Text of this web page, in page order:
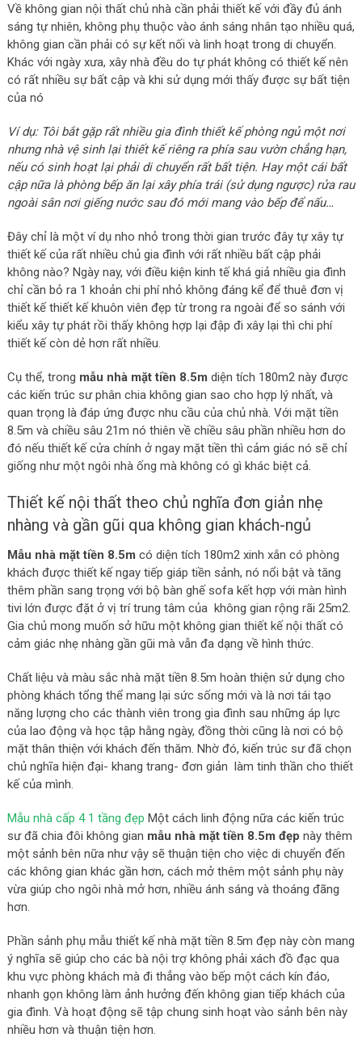
Về không gian nội thất chủ nhà cần phải thiết kế với đầy đủ ánh
sáng tự nhiên, không phụ thuộc vào ánh sáng nhân tạo nhiều quá,
không gian cần phải có sự kết nối và linh hoạt trong di chuyển.
Khác với ngày xưa, xây nhà đều do tự phát không có thiết kế nên
có rất nhiều sự bất cập và khi sử dụng mới thấy được sự bất tiện
của nó
Ví dụ: Tôi bắt gặp rất nhiều gia đình thiết kế phòng ngủ một nơi
nhưng nhà vệ sinh lại thiết kế riêng ra phía sau vườn chẳng hạn,
nếu có sinh hoạt lại phải di chuyển rất bất tiện. Hay một cái bất
cập nữa là phòng bếp ăn lại xây phía trái (sử dụng ngược) rửa rau
ngoài sân nơi giếng nước sau đó mới mang vào bếp để nấu…
Đây chỉ là một ví dụ nho nhỏ trong thời gian trước đây tự xây tự
thiết kế của rất nhiều chủ gia đình với rất nhiều bất cập phải
không nào? Ngày nay, với điều kiện kinh tế khá giả nhiều gia đình
chỉ cần bỏ ra 1 khoản chi phí nhỏ không đáng kể để thuê đơn vị
thiết kế thiết kế khuôn viên đẹp từ trong ra ngoài để so sánh với
kiểu xây tự phát rồi thấy không hợp lại đập đi xây lại thì chi phí
thiết kế còn dẻ hơn rất nhiều.
Cụ thể, trong mẫu nhà mặt tiền 8.5m diện tích 180m2 này được
các kiến trúc sư phân chia không gian sao cho hợp lý nhất, và
quan trọng là đáp ứng được nhu cầu của chủ nhà. Với mặt tiền
8.5m và chiều sâu 21m nó thiên về chiều sâu phần nhiều hơn do
đó nếu thiết kế cửa chính ở ngay mặt tiền thì cảm giác nó sẽ chỉ
giống như một ngôi nhà ống mà không có gì khác biệt cả.
Thiết kế nội thất theo chủ nghĩa đơn giản nhẹ
nhàng và gần gũi qua không gian khách-ngủ
Mẫu nhà mặt tiền 8.5m có diện tích 180m2 xinh xắn có phòng
khách được thiết kế ngay tiếp giáp tiền sảnh, nó nổi bật và tăng
thêm phần sang trọng với bộ bàn ghế sofa kết hợp với màn hình
tivi lớn được đặt ở vị trí trung tâm của không gian rộng rãi 25m2.
Gia chủ mong muốn sở hữu một không gian thiết kế nội thất có
cảm giác nhẹ nhàng gần gũi mà vẫn đa dạng về hình thức.
Chất liệu và màu sắc nhà mặt tiền 8.5m hoàn thiện sử dụng cho
phòng khách tổng thể mang lại sức sống mới và là nơi tái tạo
năng lượng cho các thành viên trong gia đình sau những áp lực
của lao động và học tập hằng ngày, đồng thời cũng là nơi có bộ
mặt thân thiện với khách đến thăm. Nhờ đó, kiến trúc sư đã chọn
chủ nghĩa hiện đại- khang trang- đơn giản làm tinh thần cho thiết
kế của mình.
Mẫu nhà cấp 4 1 tầng đẹp Một cách linh động nữa các kiến trúc
sư đã chia đôi không gian mẫu nhà mặt tiền 8.5m đẹp này thêm
một sảnh bên nữa như vậy sẽ thuận tiện cho việc di chuyển đến
các không gian khác gần hơn, cách mở thêm một sảnh phụ này
vừa giúp cho ngôi nhà mở hơn, nhiều ánh sáng và thoáng đãng
hơn.
Phần sảnh phụ mẫu thiết kế nhà mặt tiền 8.5m đẹp này còn mang
ý nghĩa sẽ giúp cho các bà nội trợ không phải xách đồ đạc qua
khu vực phòng khách mà đi thẳng vào bếp một cách kín đáo,
nhanh gọn không làm ảnh hưởng đến không gian tiếp khách của
gia đình. Và hoạt động sẽ tập chung sinh hoạt vào sảnh bên này
nhiều hơn và thuận tiện hơn.